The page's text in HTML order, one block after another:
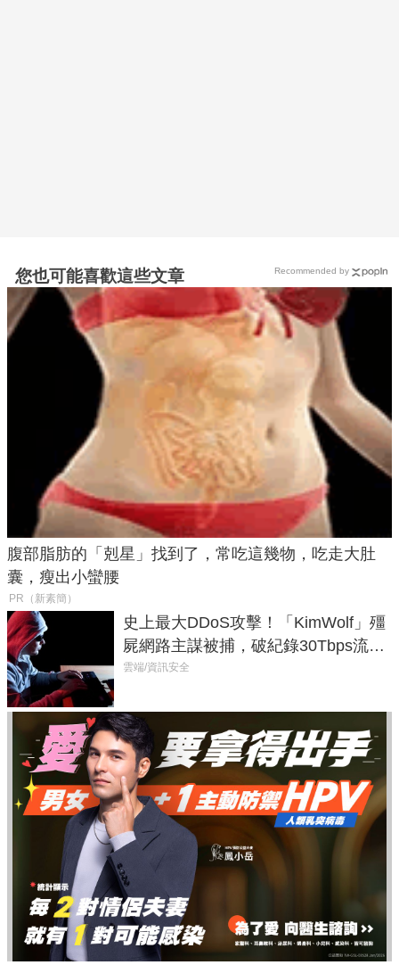
您也可能喜歡這些文章
腹部脂肪的「剋星」找到了，常吃這幾物，吃走大肚
囊，瘦出小蠻腰
PR（新素簡）
史上最大DDoS攻擊！「KimWolf」殭
屍網路主謀被捕，破紀錄30Tbps流量
癱瘓全球！
雲端/資訊安全
Recommended by